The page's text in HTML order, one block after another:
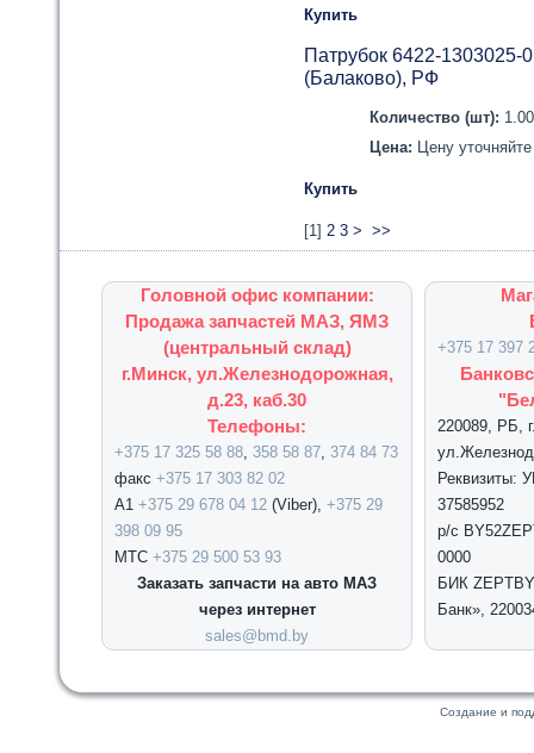
Купить
Патрубок 6422-
(Балаково), РФ
Количество (шт):
Цена: Цену
Купить
[1] 2 3 > >>
Головной офис компании:
Продажа запчастей МАЗ, ЯМЗ
(центральный склад)
г.Минск, ул.Железнодорожная,
д.23, каб.30
Телефоны:
+375 17 325 58 88, 358 58 87, 374 84 73
факс +375 17 303 82 02
А1 +375 29 678 04 12 (Viber), +375 29
398 09 95
МТС +375 29 500 53 93
Заказать запчасти на авто МАЗ
через интернет
sales@bmd.by
+375 17 397
220089, РБ,
Реквизиты:
37585952
р/с
0000
БИК
Банк»,
Создание и